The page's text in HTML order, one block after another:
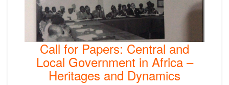
Call for Papers: Central and
Local Government in Africa –
Heritages and Dynamics